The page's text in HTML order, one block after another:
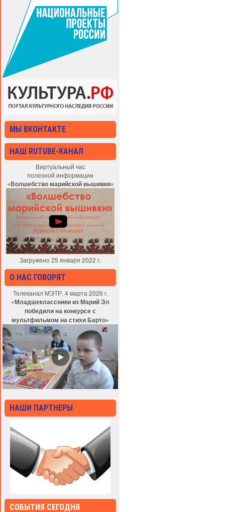
МЫ ВКОНТАКТЕ
НАШ RUTUBE-КАНАЛ
Виртуальный час
полезной информации
«Волшебство марийской вышивки»
Загружено 25 января 2022 г.
О НАС ГОВОРЯТ
Телеканал МЭТР, 4 марта 2026 г.
«Младшеклассники из Марий Эл
победили на конкурсе с
мультфильмом на стихи Барто»
НАШИ ПАРТНЕРЫ
СОБЫТИЯ СЕГОДНЯ